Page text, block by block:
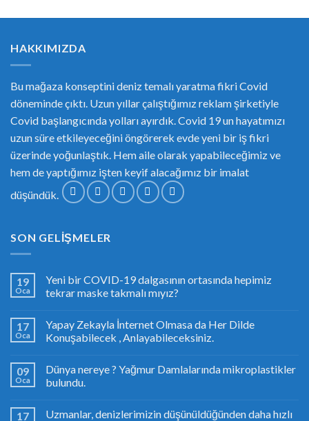
HAKKIMIZDA
Bu mağaza konseptini deniz temalı yaratma fikri Covid
döneminde çıktı. Uzun yıllar çalıştığımız reklam şirketiyle
Covid başlangıcında yolları ayırdık. Covid 19 un hayatımızı
uzun süre etkileyeceğini öngörerek evde yeni bir iş fikri
üzerinde yoğunlaştık. Hem aile olarak yapabileceğimiz ve
hem de yaptığımız işten keyif alacağımız bir imalat
düşündük.
SON GELIŞMELER
19
Oca
Yeni bir COVID-19 dalgasının ortasında hepimiz
tekrar maske takmalı mıyız?
17
Oca
Yapay Zekayla İnternet Olmasa da Her Dilde
Konuşabilecek , Anlayabileceksiniz.
09
Oca
Dünya nereye ? Yağmur Damlalarında mikroplastikler
bulundu.
17
Uzmanlar, denizlerimizin düşünüldüğünden daha hızlı